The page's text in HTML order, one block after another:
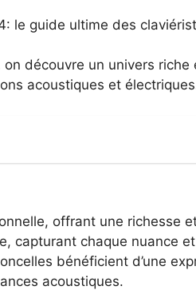
découvre un univers
acoustiques et
offrant une richesse
capturant chaque nuance
bénéficient d’une
acoustiques.